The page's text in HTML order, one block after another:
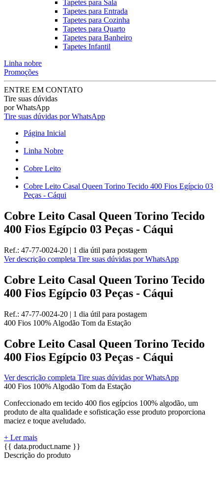
Tapetes para Sala
Tapetes para Entrada
Tapetes para Cozinha
Tapetes para Quarto
Tapetes para Banheiro
Tapetes Infantil
Linha nobre
Promoções
ENTRE EM CONTATO
Tire suas dúvidas
por WhatsApp
Tire suas dúvidas por WhatsApp
Página Inicial
Linha Nobre
Cobre Leito
Cobre Leito Casal Queen Torino Tecido 400 Fios Egípcio 03
Peças - Cáqui
Cobre Leito Casal Queen Torino Tecido
400 Fios Egípcio 03 Peças - Cáqui
Ref.: 47-77-0024-20 | 1 dia útil para postagem
Ver descrição completa Tire suas dúvidas por WhatsApp
Cobre Leito Casal Queen Torino Tecido
400 Fios Egípcio 03 Peças - Cáqui
Ref.: 47-77-0024-20 | 1 dia útil para postagem
400 Fios 100% Algodão Tom da Estação
Cobre Leito Casal Queen Torino Tecido
400 Fios Egípcio 03 Peças - Cáqui
Ver descrição completa Tire suas dúvidas por WhatsApp
400 Fios 100% Algodão Tom da Estação
Confeccionado em tecido 400 fios egípcios 100% algodão, um
produto de alta qualidade e sofisticação esse produto proporciona
maciez e toque aveludado.
+ Ler mais
{{ data.product.name }}
Descrição do produto